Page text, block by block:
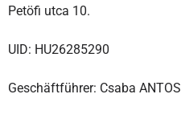
Petöfi utca 10.
UID: HU26285290
Geschäftführer: Csaba ANTOS